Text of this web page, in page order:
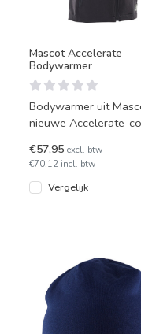
Mascot Accelerate
Bodywarmer
Bodywarmer uit
nieuwe Accelerate-
met waterafstotende
€57,95 excl. btw
€70,12 incl. btw
Vergelijk